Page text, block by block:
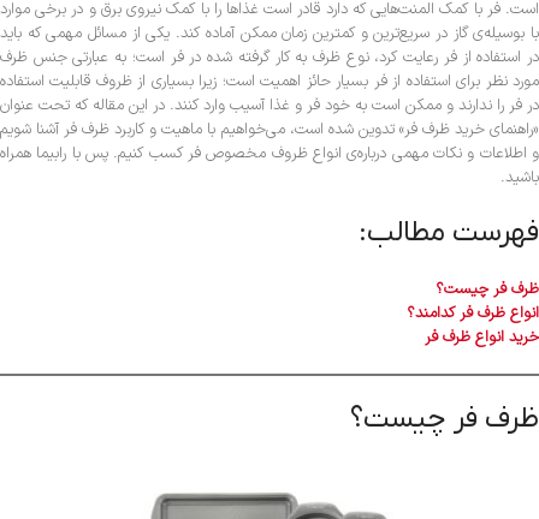
است. فر با کمک المنت‌هایی که دارد قادر است غذاها را با کمک نیروی برق و در برخی موارد
با بوسیله‌ی گاز در سریع‌ترین و کمترین زمان ممکن آماده کند. یکی از مسائل مهمی که باید
در استفاده از فر رعایت کرد، نوع ظرف به کار گرفته شده در فر است؛ به عبارتی جنس ظرف
مورد نظر برای استفاده از فر بسیار حائز اهمیت است؛ زیرا بسیاری از ظروف قابلیت استفاده
در فر را ندارند و ممکن است به خود فر و غذا آسیب وارد کنند. در این مقاله که تحت عنوان
«راهنمای خرید ظرف فر» تدوین شده است، می‌خواهیم با ماهیت و کاربرد ظرف فر آشنا شویم
و اطلاعات و نکات مهمی درباره‌ی انواع ظروف مخصوص فر کسب کنیم. پس با رابیما همراه
باشید.
فهرست مطالب:
ظرف فر چیست؟
انواع ظرف فر کدامند؟
خرید انواع ظرف فر
ظرف فر چیست؟